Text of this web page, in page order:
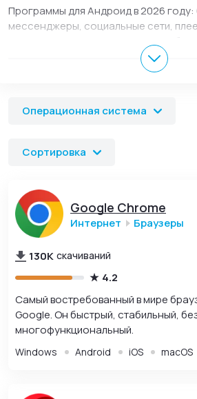
Программы для Андроид в 2026 году:
мессенджеры, социальные сети,
ссылки для безопасной установки на
Операционная система
Сортировка
Google Chrome
Интернет Браузеры
130K скачиваний
4.2
Самый востребованный в мире
Google. Он быстрый, стабильный,
многофункциональный.
Windows Android iOS macOS